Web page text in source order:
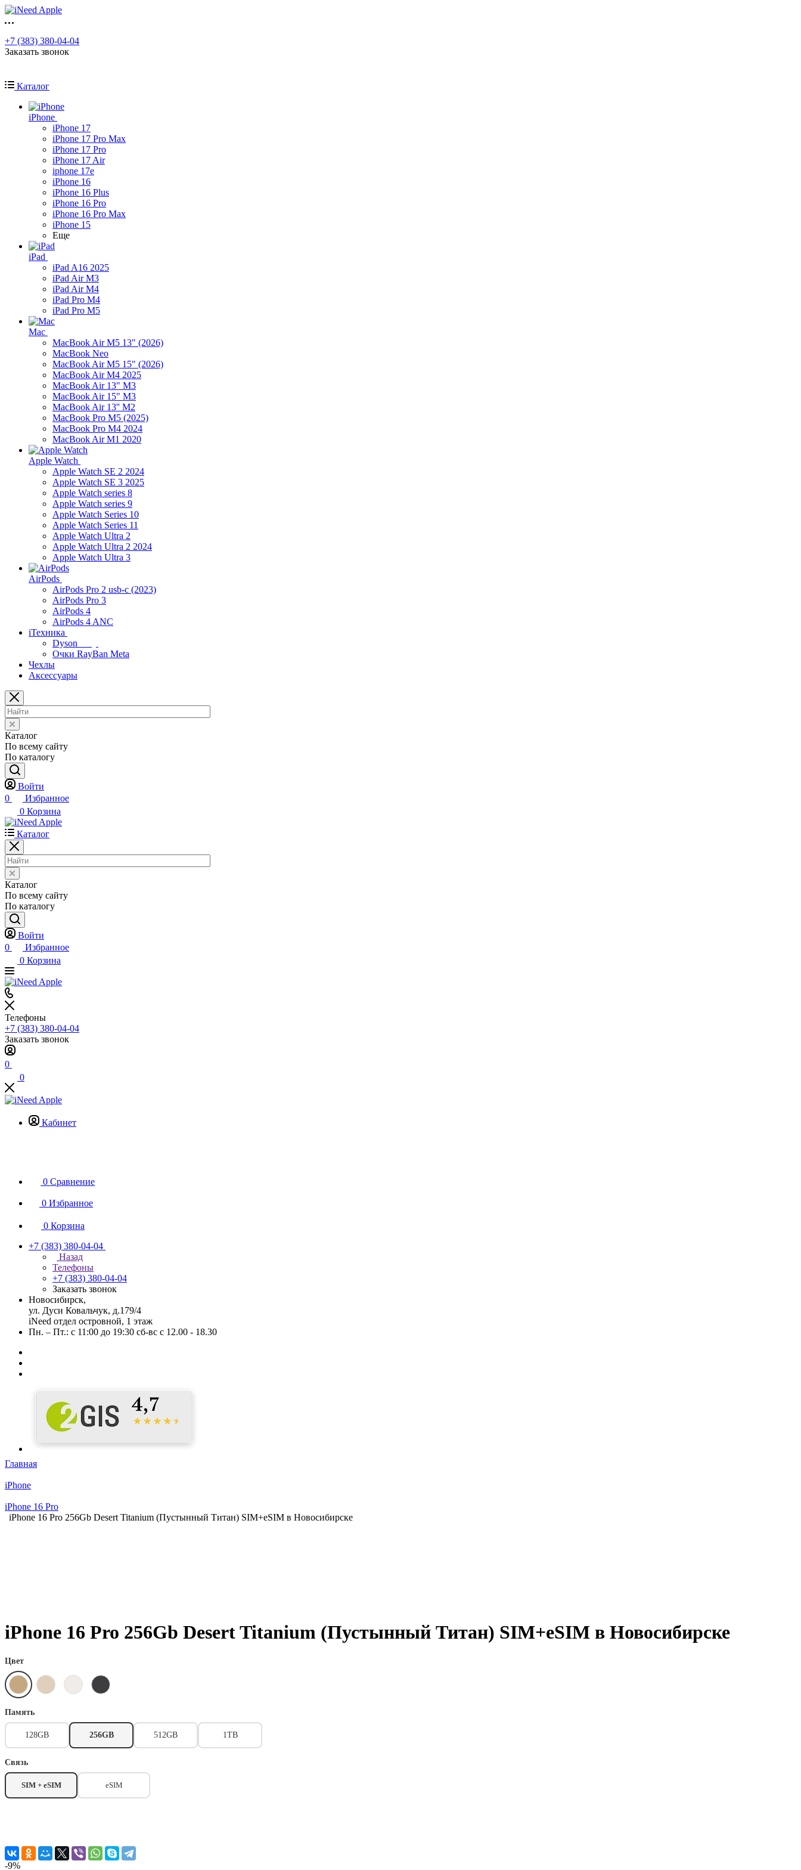
+7 (383) 380-04-04
Заказать звонок
Каталог
iPhone
iPhone 17
iPhone 17 Pro Max
iPhone 17 Pro
iPhone 17 Air
iphone 17e
iPhone 16
iPhone 16 Plus
iPhone 16 Pro
iPhone 16 Pro Max
iPhone 15
Еще
iPad
iPad A16 2025
iPad Air M3
iPad Air M4
iPad Pro M4
iPad Pro M5
Mac
MacBook Air M5 13" (2026)
MacBook Neo
MacBook Air M5 15" (2026)
MacBook Air M4 2025
MacBook Air 13" M3
MacBook Air 15" M3
MacBook Air 13'' M2
MacBook Pro M5 (2025)
MacBook Pro M4 2024
MacBook Air M1 2020
Apple Watch
Apple Watch SE 2 2024
Apple Watch SE 3 2025
Apple Watch series 8
Apple Watch series 9
Apple Watch Series 10
Apple Watch Series 11
Apple Watch Ultra 2
Apple Watch Ultra 2 2024
Apple Watch Ultra 3
AirPods
AirPods Pro 2 usb-c (2023)
AirPods Pro 3
AirPods 4
AirPods 4 ANC
iТехника
Dyson
Очки RayBan Meta
Чехлы
Аксессуары
Каталог
По всему сайту
По каталогу
Войти
0
Избранное
0 Корзина
Каталог
Каталог
По всему сайту
По каталогу
Войти
0
Избранное
0 Корзина
Телефоны
+7 (383) 380-04-04
Заказать звонок
0
0
Кабинет
0 Сравнение
0 Избранное
0 Корзина
+7 (383) 380-04-04
Назад
Телефоны
+7 (383) 380-04-04
Заказать звонок
Новосибирск,
ул. Дуси Ковальчук, д.179/4
iNeed отдел островной, 1 этаж
Пн. – Пт.: с 11:00 до 19:30 сб-вс с 12.00 - 18.30
Главная
iPhone
iPhone 16 Pro
iPhone 16 Pro 256Gb Desert Titanium (Пустынный Титан) SIM+eSIM в Новосибирске
iPhone 16 Pro 256Gb Desert Titanium (Пустынный Титан) SIM+eSIM в Новосибирске
Цвет
Память
128GB 256GB 512GB 1TB
Связь
SIM + eSIM eSIM
-9%